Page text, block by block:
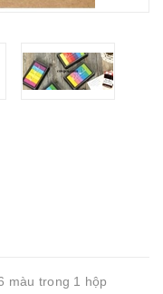
trong 1 hộp